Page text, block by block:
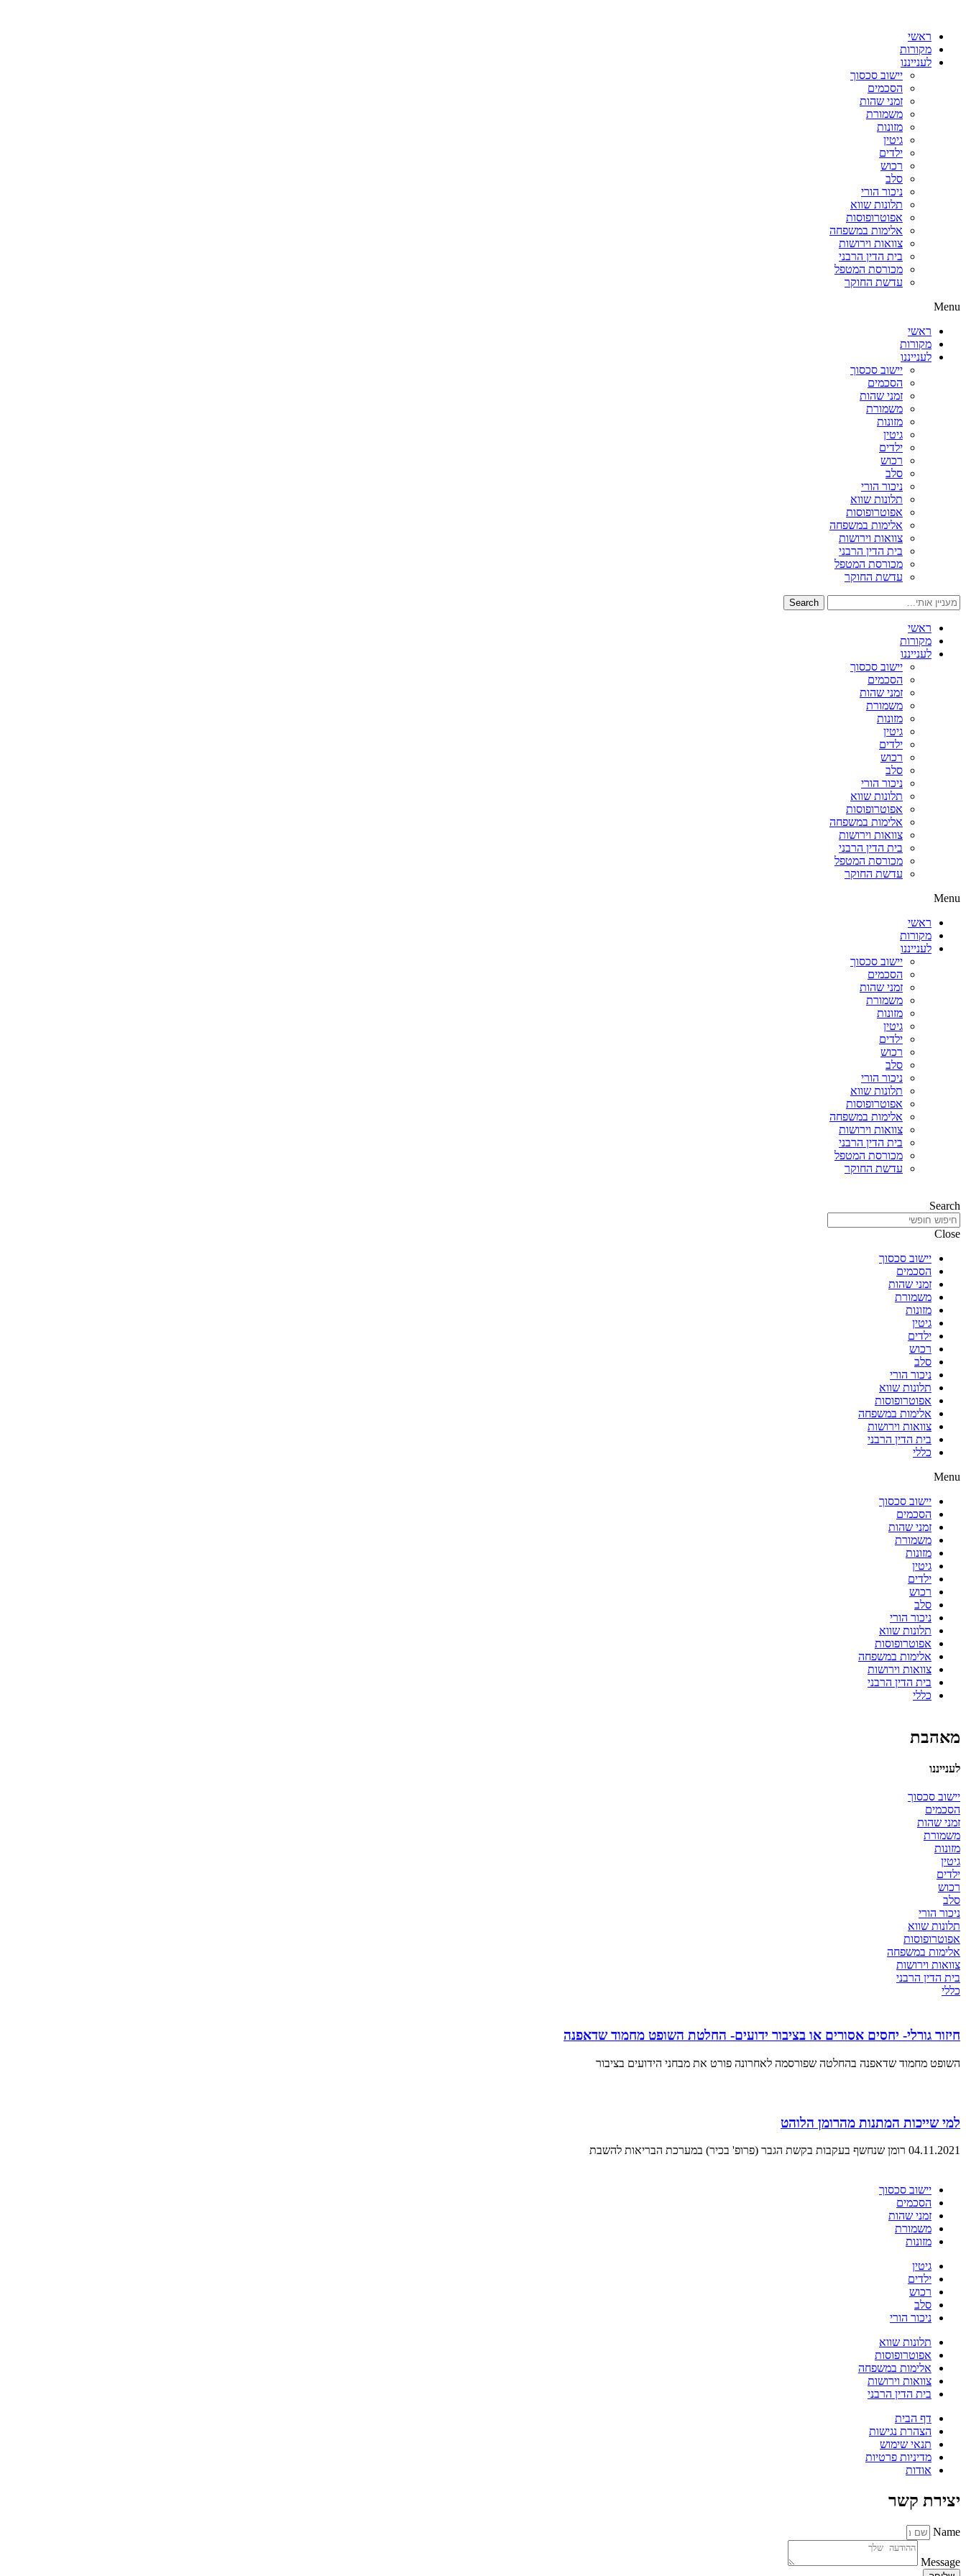
ראשי
מקורות
לענייננו
יישוב סכסוך
הסכמים
זמני שהות
משמורת
מזונות
גיטין
ילדים
רכוש
סלב
ניכור הורי
תלונות שווא
אפוטרופוסות
אלימות במשפחה
צוואות וירושות
בית הדין הרבני
מכורסת המטפל
עדשת החוקר
Menu
ראשי
מקורות
לענייננו
יישוב סכסוך
הסכמים
זמני שהות
משמורת
מזונות
גיטין
ילדים
רכוש
סלב
ניכור הורי
תלונות שווא
אפוטרופוסות
אלימות במשפחה
צוואות וירושות
בית הדין הרבני
מכורסת המטפל
עדשת החוקר
Search
ראשי
מקורות
לענייננו
יישוב סכסוך
הסכמים
זמני שהות
משמורת
מזונות
גיטין
ילדים
רכוש
סלב
ניכור הורי
תלונות שווא
אפוטרופוסות
אלימות במשפחה
צוואות וירושות
בית הדין הרבני
מכורסת המטפל
עדשת החוקר
Menu
ראשי
מקורות
לענייננו
יישוב סכסוך
הסכמים
זמני שהות
משמורת
מזונות
גיטין
ילדים
רכוש
סלב
ניכור הורי
תלונות שווא
אפוטרופוסות
אלימות במשפחה
צוואות וירושות
בית הדין הרבני
מכורסת המטפל
עדשת החוקר
Search
Close
יישוב סכסוך
הסכמים
זמני שהות
משמורת
מזונות
גיטין
ילדים
רכוש
סלב
ניכור הורי
תלונות שווא
אפוטרופוסות
אלימות במשפחה
צוואות וירושות
בית הדין הרבני
כללי
Menu
יישוב סכסוך
הסכמים
זמני שהות
משמורת
מזונות
גיטין
ילדים
רכוש
סלב
ניכור הורי
תלונות שווא
אפוטרופוסות
אלימות במשפחה
צוואות וירושות
בית הדין הרבני
כללי
מאהבת
לענייננו
יישוב סכסוך
הסכמים
זמני שהות
משמורת
מזונות
גיטין
ילדים
רכוש
סלב
ניכור הורי
תלונות שווא
אפוטרופוסות
אלימות במשפחה
צוואות וירושות
בית הדין הרבני
כללי
חיזור גורלי- יחסים אסורים או בציבור ידועים- החלטת השופט מחמוד שדאפנה
השופט מחמוד שדאפנה בהחלטה שפורסמה לאחרונה פורט את מבחני הידועים בציבור
למי שייכות המתנות מהרומן הלוהט
04.11.2021 רומן שנחשף בעקבות בקשת הגבר (פרופ' בכיר) במערכת הבריאות להשבת
יישוב סכסוך
הסכמים
זמני שהות
משמורת
מזונות
גיטין
ילדים
רכוש
סלב
ניכור הורי
תלונות שווא
אפוטרופוסות
אלימות במשפחה
צוואות וירושות
בית הדין הרבני
דף הבית
הצהרת נגישות
תנאי שימוש
מדיניות פרטיות
אודות
יצירת קשר
Name
Message